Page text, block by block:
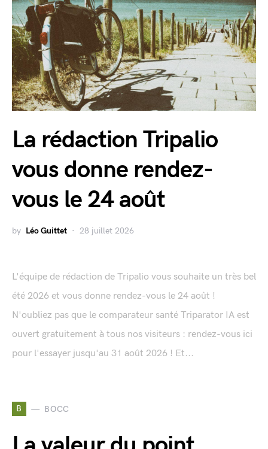
La rédaction Tripalio
vous donne rendez-
vous le 24 août
by Léo Guittet 28 juillet 2026
L'équipe de rédaction de Tripalio vous souhaite un très bel
été 2026 et vous donne rendez-vous le 24 août !
N'oubliez pas que le comparateur santé Triparator IA est
ouvert gratuitement à tous nos visiteurs : rendez-vous ici
pour l'essayer jusqu'au 31 août 2026 ! Et...
B BOCC